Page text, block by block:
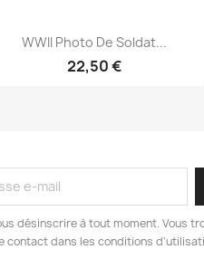
Aperçu rapide
WWII Photo De Soldat...
22,50 €
désinscrire à tout moment. Vous
contact dans les conditions